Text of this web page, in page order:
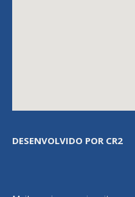
DESENVOLVIDO POR CR2